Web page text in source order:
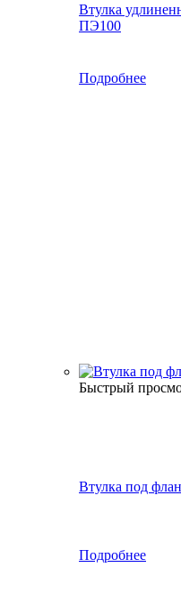
Втулка
ПЭ100
Подробнее
Быстрый
Втулка под
Подробнее